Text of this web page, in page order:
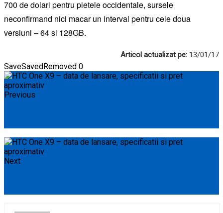
700 de dolari pentru pietele occidentale, sursele
neconfirmand nici macar un interval pentru cele doua
versiuni – 64 si 128GB.
Articol actualizat pe: 13/01/17
SaveSavedRemoved 0
Previous
Next